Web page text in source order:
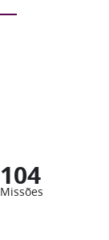
104
Missões